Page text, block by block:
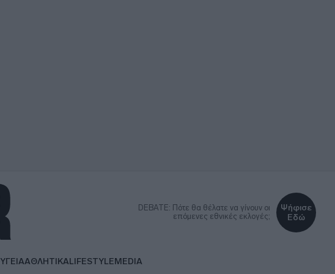
DEBATE: Πότε θα θέλατε να γίνουν οι
επόμενες εθνικές εκλογές;
Ψήφισε
Εδώ
ΥΓΕΙΑΑΘΛΗΤΙΚΑLIFESTYLEMEDIA